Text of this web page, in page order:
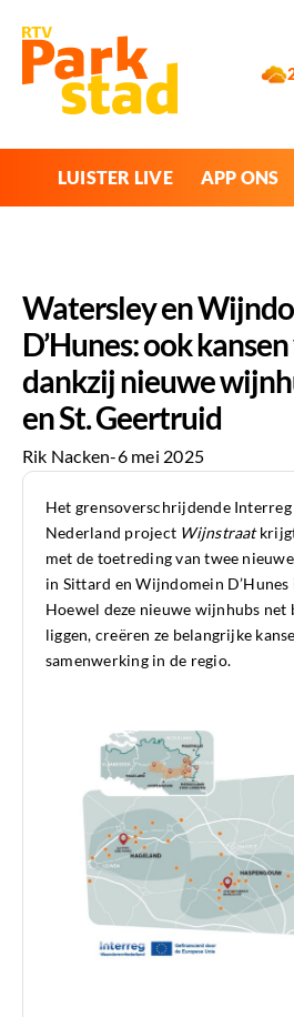
LUISTER LIVE APP ONS
Watersley en
D’Hunes: ook
dankzij nieuwe
en St. Geertruid
Rik Nacken-6 mei 2025
Het grensoverschrijdende
Nederland project Wijnstraat
met de toetreding van twee
in Sittard en Wijndomein
Hoewel deze nieuwe wijnhubs net
liggen, creëren ze belangrijke
samenwerking in de regio.